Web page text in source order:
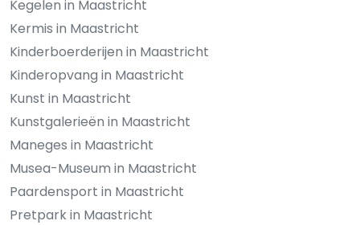
Kegelen in Maastricht
Kermis in Maastricht
Kinderboerderijen in Maastricht
Kinderopvang in Maastricht
Kunst in Maastricht
Kunstgalerieën in Maastricht
Maneges in Maastricht
Musea-Museum in Maastricht
Paardensport in Maastricht
Pretpark in Maastricht